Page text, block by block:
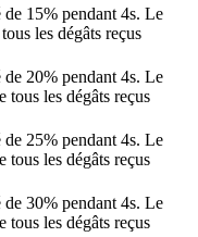
15% pendant 4s. Le
les dégâts reçus
20% pendant 4s. Le
tous les dégâts reçus
25% pendant 4s. Le
tous les dégâts reçus
30% pendant 4s. Le
tous les dégâts reçus